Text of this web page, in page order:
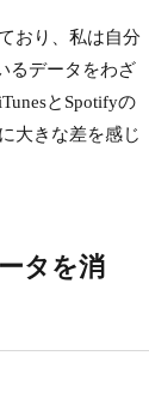
おり、私は自分
るデータをわざ
とSpotifyの
大きな差を感じ
タを消